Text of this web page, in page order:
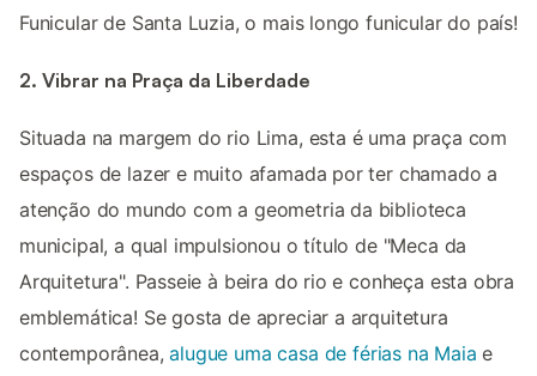
Funicular de Santa Luzia, o mais longo funicular do país!
2. Vibrar na Praça da Liberdade
Situada na margem do rio Lima, esta é uma praça com
espaços de lazer e muito afamada por ter chamado a
atenção do mundo com a geometria da biblioteca
municipal, a qual impulsionou o título de "Meca da
Arquitetura". Passeie à beira do rio e conheça esta obra
emblemática! Se gosta de apreciar a arquitetura
contemporânea,alugue uma casa de férias na Maia e